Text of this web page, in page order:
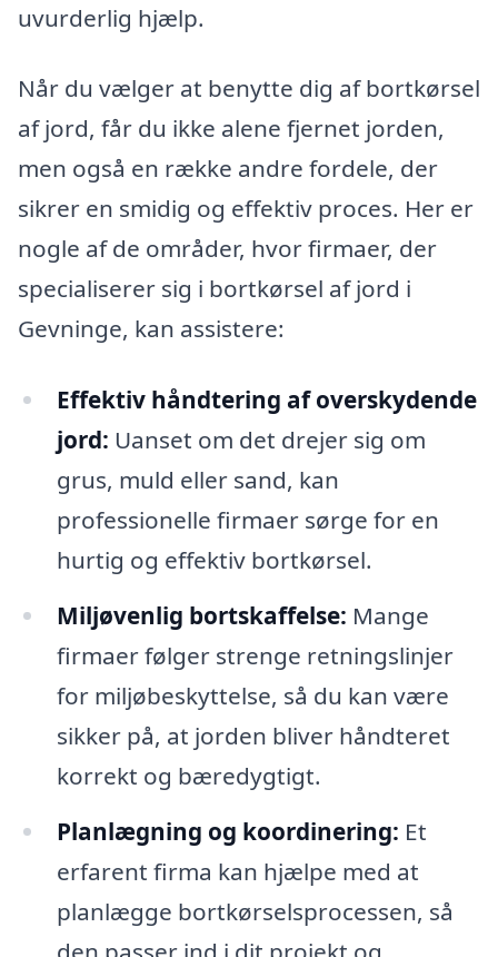
uvurderlig hjælp.
Når du vælger at benytte dig af bortkørsel
af jord, får du ikke alene fjernet jorden,
men også en række andre fordele, der
sikrer en smidig og effektiv proces. Her er
nogle af de områder, hvor firmaer, der
specialiserer sig i bortkørsel af jord i
Gevninge, kan assistere:
Effektiv håndtering af overskydende
jord: Uanset om det drejer sig om
grus, muld eller sand, kan
professionelle firmaer sørge for en
hurtig og effektiv bortkørsel.
Miljøvenlig bortskaffelse: Mange
firmaer følger strenge retningslinjer
for miljøbeskyttelse, så du kan være
sikker på, at jorden bliver håndteret
korrekt og bæredygtigt.
Planlægning og koordinering: Et
erfarent firma kan hjælpe med at
planlægge bortkørselsprocessen, så